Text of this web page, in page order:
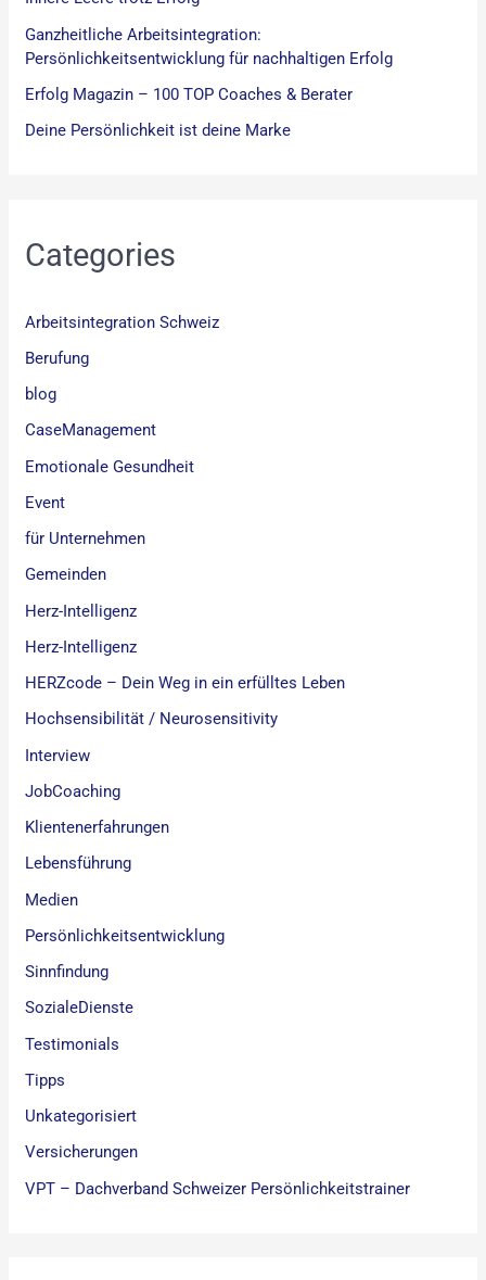
Ganzheitliche Arbeitsintegration:
Persönlichkeitsentwicklung für nachhaltigen Erfolg
Erfolg Magazin – 100 TOP Coaches & Berater
Deine Persönlichkeit ist deine Marke
Categories
Arbeitsintegration Schweiz
Berufung
blog
CaseManagement
Emotionale Gesundheit
Event
für Unternehmen
Gemeinden
Herz-Intelligenz
Herz-Intelligenz
HERZcode – Dein Weg in ein erfülltes Leben
Hochsensibilität / Neurosensitivity
Interview
JobCoaching
Klientenerfahrungen
Lebensführung
Medien
Persönlichkeitsentwicklung
Sinnfindung
SozialeDienste
Testimonials
Tipps
Unkategorisiert
Versicherungen
VPT – Dachverband Schweizer Persönlichkeitstrainer